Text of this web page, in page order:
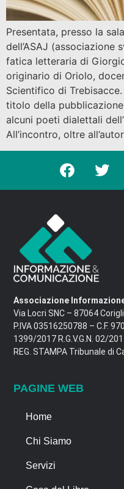
Presentata, presso la
dell’ASAJ (associazione
fatica letteraria di
originario di Oriolo,
Scientifico di
titolo della
alcuni poeti dialettali
All’incontro, oltre
Associazione
Via Locri SNC – 87064
P.IVA 03516250788 – C.F.
1399/2017 R.G.V.G.N. 02/
REG. STAMPA Tribunale di
PAGINE WEB
Home
Chi Siamo
Servizi